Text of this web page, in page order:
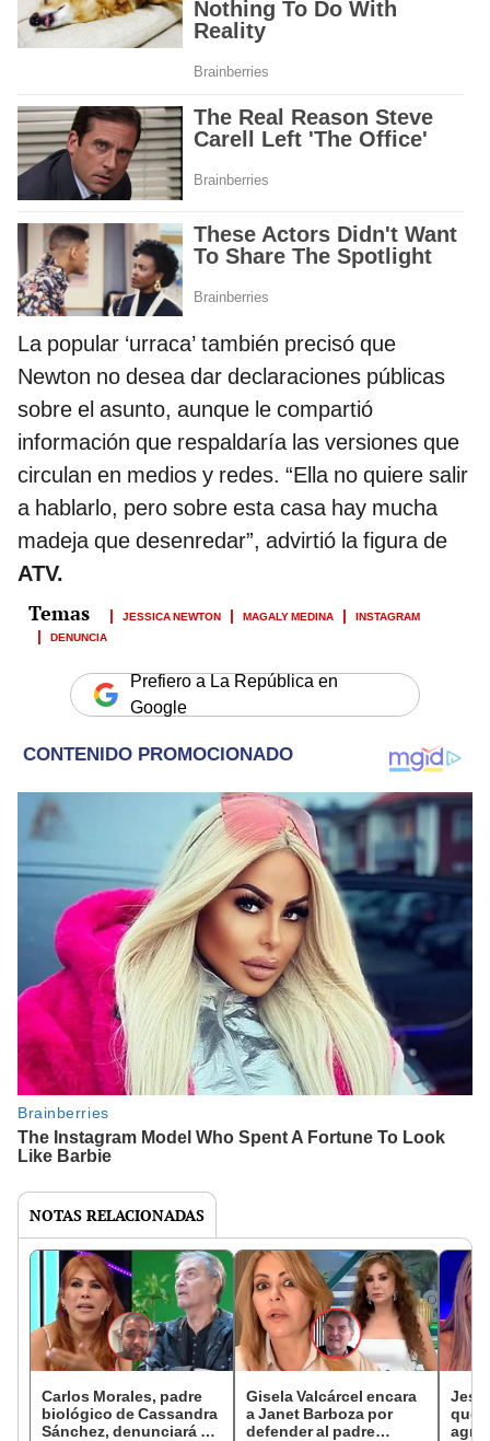
La popular ‘urraca’ también precisó que
Newton no desea dar declaraciones públicas
sobre el asunto, aunque le compartió
información que respaldaría las versiones que
circulan en medios y redes. “Ella no quiere salir
a hablarlo, pero sobre esta casa hay mucha
madeja que desenredar”, advirtió la figura de
ATV.
JESSICA NEWTON MAGALY MEDINA
INSTAGRAM
DENUNCIA
Prefiero a La República en
Google
NOTAS RELACIONADAS
Carlos Morales, padre
biológico de Cassandra
Sánchez, denunciará a
Gisela Valcárcel encara
a Janet Barboza por
defender al padre
que